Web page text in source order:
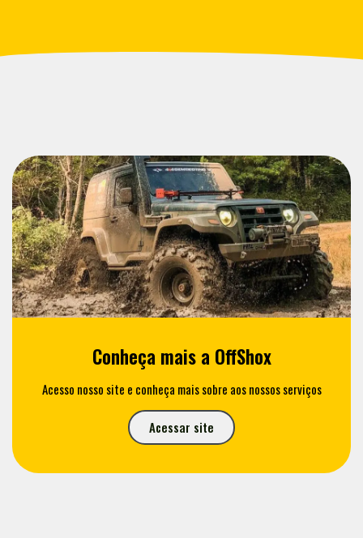
Conheça mais a OffShox
Acesso nosso site e conheça mais sobre aos nossos serviços
Acessar site